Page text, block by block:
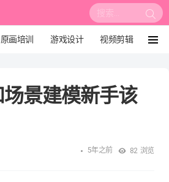
搜
索:
原画培训 游戏设计 视频剪辑
板绘培训
景建模新手该
5年之前 82 浏览